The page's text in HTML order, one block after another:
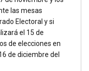
las mesas
Electoral y si
el 15 de
de elecciones en
de diciembre del